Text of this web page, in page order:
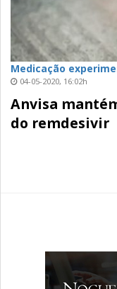
Medicação
04-05-2020, 16:02h
Anvisa
do remdesivir